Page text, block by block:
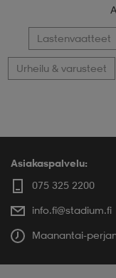
Lastenvaatteet
Urheilu & varusteet
Asiakaspalvelu:
075 325 2200
info.fi@stadium.fi
Maanantai-